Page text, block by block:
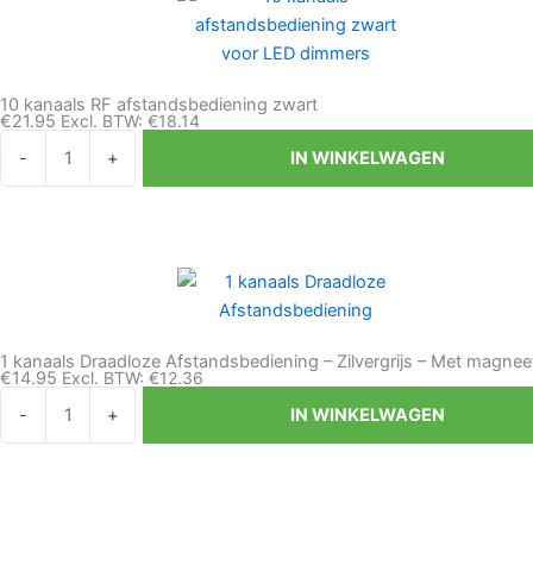
10 kanaals RF afstandsbediening zwart
€21.95 Excl. BTW: €18.14
- + IN WINKELWAGEN
1 kanaals Draadloze Afstandsbediening – Zilvergrijs – Met
€14.95 Excl. BTW: €12.36
- + IN WINKELWAGEN